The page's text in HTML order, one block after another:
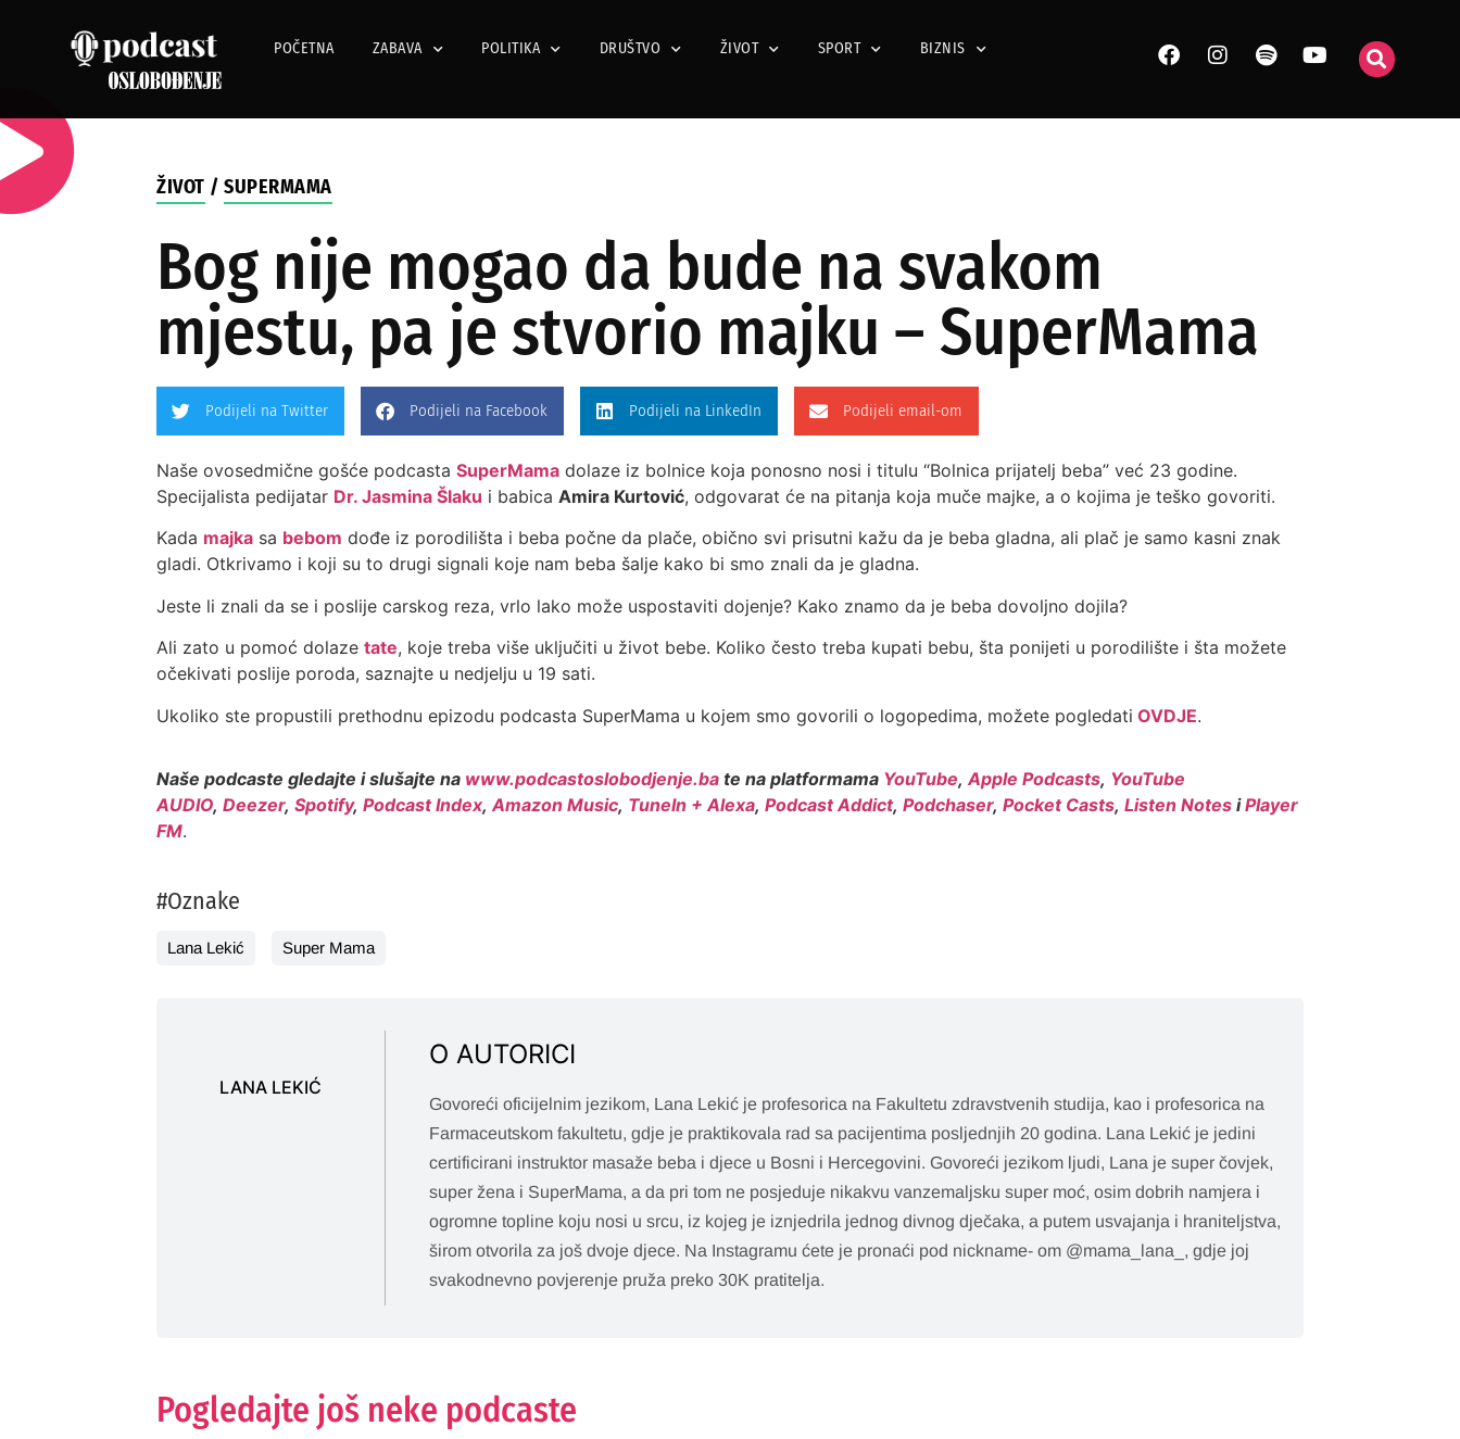
POČETNA ZABAVA POLITIKA DRUŠTVO ŽIVOT SPORT BIZNIS
ŽIVOT /SUPERMAMA
Bog nije mogao da bude na svakom
mjestu, pa je stvorio majku – SuperMama
Podijeli na Twitter Podijeli na Facebook Podijeli na LinkedIn Podijeli email-om
Naše ovosedmične gošće podcastaSuperMama dolaze iz bolnice koja ponosno nosi i titulu “Bolnica prijatelj beba” već 23 godine.
Specijalista pedijatar Dr. Jasmina Šlaku i babicaAmira Kurtović, odgovarat će na pitanja koja muče majke, a o kojima je teško govoriti.
Kada majka sa bebom dođe iz porodilišta i beba počne da plače, obično svi prisutni kažu da je beba gladna, ali plač je samo kasni znak
gladi. Otkrivamo i koji su to drugi signali koje nam beba šalje kako bi smo znali da je gladna.
Jeste li znali da se i poslije carskog reza, vrlo lako može uspostaviti dojenje? Kako znamo da je beba dovoljno dojila?
Ali zato u pomoć dolazetate, koje treba više uključiti u život bebe. Koliko često treba kupati bebu, šta ponijeti u porodilište i šta možete
očekivati poslije poroda, saznajte u nedjelju u 19 sati.
Ukoliko ste propustili prethodnu epizodu podcasta SuperMama u kojem smo govorili o logopedima, možete pogledati OVDJE.
Naše podcaste gledajte i slušajte na www.podcastoslobodjenje.bate na platformama YouTube,Apple Podcasts, YouTube
AUDIO,Deezer,Spotify,Podcast Index,Amazon Music, TuneIn + Alexa,Podcast Addict,Podchaser,Pocket Casts,Listen Notes iPlayer
FM.
#Oznake
Lana Lekić Super Mama
LANA LEKIĆ
O AUTORICI
Govoreći oficijelnim jezikom, Lana Lekić je profesorica na Fakultetu zdravstvenih studija, kao i profesorica na
Farmaceutskom fakultetu, gdje je praktikovala rad sa pacijentima posljednjih 20 godina. Lana Lekić je jedini
certificirani instruktor masaže beba i djece u Bosni i Hercegovini. Govoreći jezikom ljudi, Lana je super čovjek,
super žena i SuperMama, a da pri tom ne posjeduje nikakvu vanzemaljsku super moć, osim dobrih namjera i
ogromne topline koju nosi u srcu, iz kojeg je iznjedrila jednog divnog dječaka, a putem usvajanja i hraniteljstva,
širom otvorila za još dvoje djece. Na Instagramu ćete je pronaći pod nickname- om @mama_lana_, gdje joj
svakodnevno povjerenje pruža preko 30K pratitelja.
Pogledajte još neke podcaste